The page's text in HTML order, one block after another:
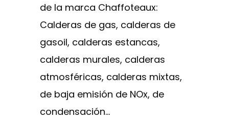
de la marca Chaffoteaux:
Calderas de gas, calderas de
gasoil, calderas estancas,
calderas murales, calderas
atmosféricas, calderas mixtas,
de baja emisión de NOx, de
condensación…